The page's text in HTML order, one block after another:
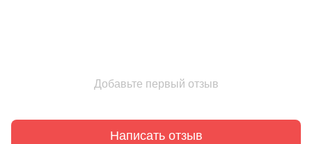
Добавьте первый отзыв
Написать отзыв